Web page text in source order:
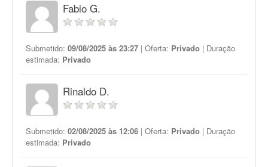
Fabio G.
Submetido: 09/08/2025 às 23:27 | Oferta: Privado | Duração
estimada: Privado
Rinaldo D.
Submetido: 02/08/2025 às 12:06 | Oferta: Privado | Duração
estimada: Privado